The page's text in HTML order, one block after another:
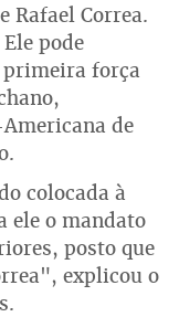
Rafael Correa.
pode
força
de
colocada à
ele o mandato
posto que
explicou o